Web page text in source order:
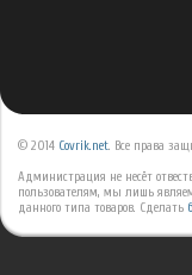
© 2014 Covrik.net. Все права
Администрация не несёт
пользователям, мы лишь
данного типа товаров. Сделать